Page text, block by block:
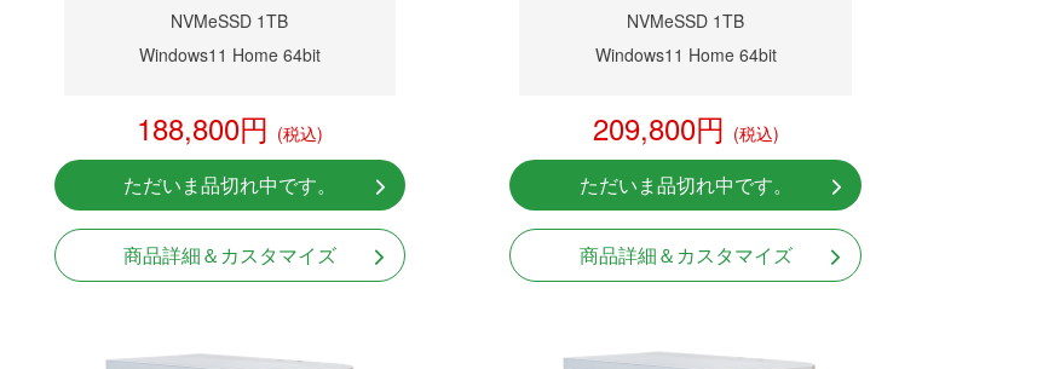
NVMeSSD 1TB
Windows11 Home 64bit
188,800円 (税込)
ただいま品切れ中です。
商品詳細＆カスタマイズ
NVMeSSD 1TB
Windows11 Home 64bit
209,800円 (税込)
ただいま品切れ中です。
商品詳細＆カスタマイズ